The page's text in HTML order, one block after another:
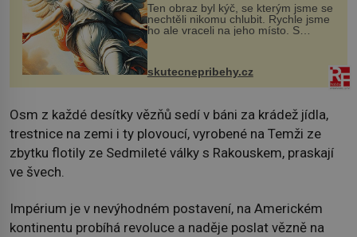
Ten obraz byl kýč, se kterým jsme se
nechtěli nikomu chlubit. Rychle jsme
ho ale vraceli na jeho místo. S
manželem Vaškem jsme si pořídili
chaloupku, takový domek na severu
Čech, kde jsme si naplánova...
skutecnepribehy.cz
Osm z každé desítky vězňů sedí v báni za krádež jídla,
trestnice na zemi i ty plovoucí, vyrobené na Temži ze
zbytku flotily ze Sedmileté války s Rakouskem, praskají
ve švech.
Impérium je v nevýhodném postavení, na Americkém
kontinentu probíhá revoluce a naděje poslat vězně na